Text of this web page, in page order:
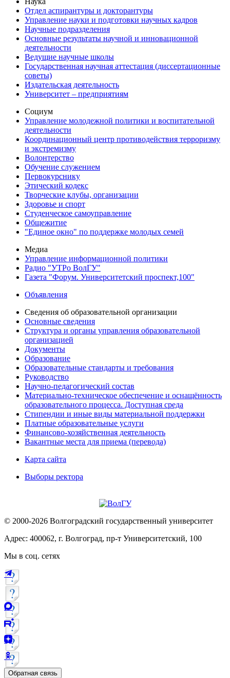
Отдел аспирантуры и докторантуры
Управление науки и подготовки научных кадров
Научные подразделения
Основные результаты научной и инновационной
деятельности
Ведущие научные школы
Государственная научная аттестация (диссертационные
советы)
Издательская деятельность
Университет – предприятиям
Социум
Управление молодежной политики и воспитательной
деятельности
Координационный центр противодействия терроризму
и экстремизму
Волонтерство
Обучение служением
Первокурснику
Этический кодекс
Творческие клубы, организации
Здоровье и спорт
Студенческое самоуправление
Общежитие
"Единое окно" по поддержке молодых семей
Медиа
Управление информационной политики
Радио "УТРо ВолГУ"
Газета "Форум. Университетский проспект,100"
Объявления
Сведения об образовательной организации
Основные сведения
Структура и органы управления образовательной
организацией
Документы
Образование
Образовательные стандарты и требования
Руководство
Научно-педагогический состав
Материально-техническое обеспечение и оснащённость
образовательного процесса. Доступная среда
Стипендии и иные виды материальной поддержки
Платные образовательные услуги
Финансово-хозяйственная деятельность
Вакантные места для приема (перевода)
Карта сайта
Выборы ректора
© 2000-2026 Волгоградский государственный университет
Адрес: 400062, г. Волгоград, пр-т Университетский, 100
Мы в соц. сетях
Обратная связь